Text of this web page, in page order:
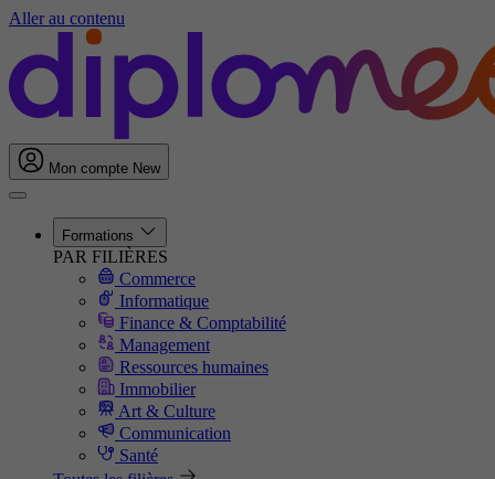
Aller au contenu
Mon compte New
Formations
PAR FILIÈRES
Commerce
Informatique
Finance & Comptabilité
Management
Ressources humaines
Immobilier
Art & Culture
Communication
Santé